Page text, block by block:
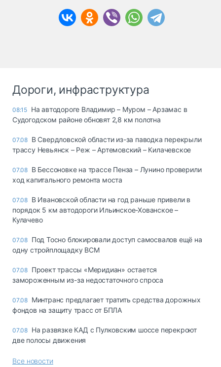
Дороги, инфраструктура
08:15 На автодороге Владимир – Муром – Арзамас в
Судогодском районе обновят 2,8 км полотна
07.08 В Свердловской области из-за паводка перекрыли
трассу Невьянск – Реж – Артемовский – Килачевское
07.08 В Бессоновке на трассе Пенза – Лунино проверили
ход капитального ремонта моста
07.08 В Ивановской области на год раньше привели в
порядок 5 км автодороги Ильинское-Хованское –
Кулачево
07.08 Под Тосно блокировали доступ самосвалов ещё на
одну стройплощадку ВСМ
07.08 Проект трассы «Меридиан» остается
замороженным из-за недостаточного спроса
07.08 Минтранс предлагает тратить средства дорожных
фондов на защиту трасс от БПЛА
07.08 На развязке КАД с Пулковским шоссе перекроют
две полосы движения
Все новости